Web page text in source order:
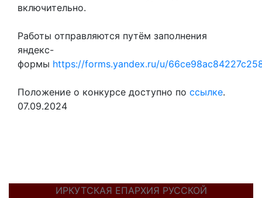
включительно.
Работы отправляются путём заполнения
яндекс-
формы https://forms.yandex.ru/u/
Положение о конкурсе доступно по ссылке.
07.09.2024
ИРКУТСКАЯ ЕПАРХИЯ РУССКОЙ